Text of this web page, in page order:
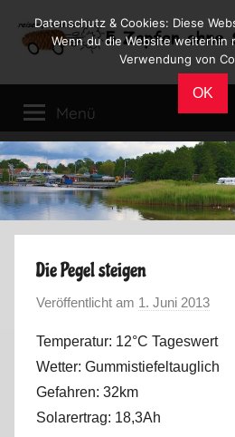
Inhalt
Reiseblog
Leben
im
Wohnmobil
Menü
Die Pegel steigen
Veröffentlicht am 1. Juni 2013
n
M
Temperatur: 12°C Tageswert
Wetter: Gummistiefeltauglich
Gefahren: 32km
Solarertrag: 18,3Ah
Datenschutz & Cookies: Diese
Wenn du die Website weiterhin
Verwendung von
OK